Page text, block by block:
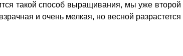
такой способ выращивания, мы уже второй
и очень мелкая, но весной разрастется